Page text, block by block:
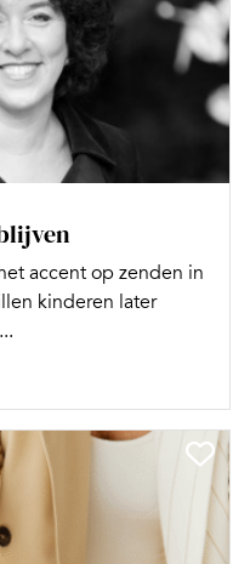
accent op zenden in
kinderen later